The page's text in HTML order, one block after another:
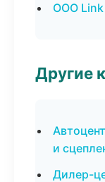
ООО Link
Другие
и
Дилер-